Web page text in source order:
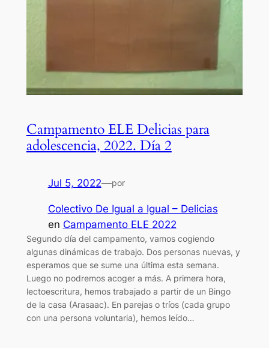
Campamento ELE Delicias para
adolescencia, 2022. Día 2
Jul 5, 2022—por
Colectivo De Igual a Igual – Delicias
en Campamento ELE 2022
Segundo día del campamento, vamos cogiendo
algunas dinámicas de trabajo. Dos personas nuevas, y
esperamos que se sume una última esta semana.
Luego no podremos acoger a más. A primera hora,
lectoescritura, hemos trabajado a partir de un Bingo
de la casa (Arasaac). En parejas o tríos (cada grupo
con una persona voluntaria), hemos leído…